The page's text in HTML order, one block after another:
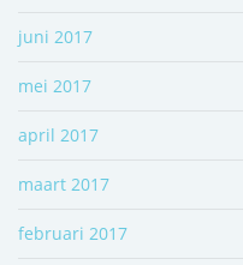
juni 2017
mei 2017
april 2017
maart 2017
februari 2017